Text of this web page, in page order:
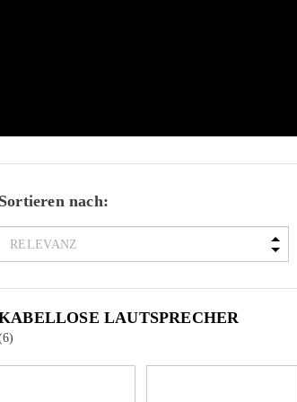
Sortieren nach:
LAUTSPRECHER